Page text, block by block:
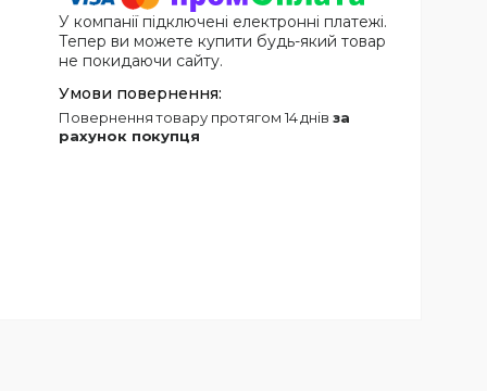
У компанії підключені електронні платежі.
Тепер ви можете купити будь-який товар
не покидаючи сайту.
повернення товару протягом 14 днів за
рахунок покупця